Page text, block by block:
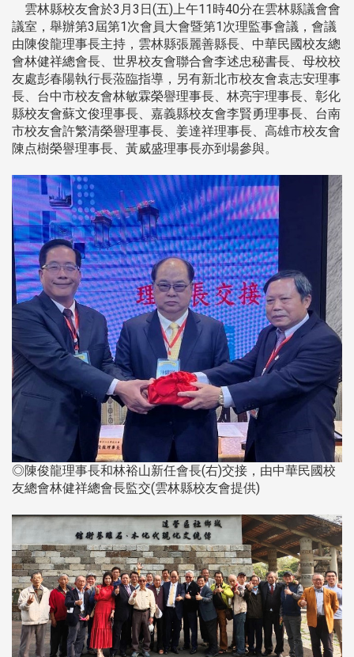
雲林縣校友會於3月3日(五)上午11時40分在雲林縣議會會
議室，舉辦第3屆第1次會員大會暨第1次理監事會議，會議
由陳俊龍理事長主持，雲林縣張麗善縣長、中華民國校友總
會林健祥總會長、世界校友會聯合會李述忠秘書長、母校校
友處彭春陽執行長蒞臨指導，另有新北市校友會袁志安理事
長、台中市校友會林敏霖榮譽理事長、林亮宇理事長、彰化
縣校友會蘇文俊理事長、嘉義縣校友會李賢勇理事長、台南
市校友會許繁清榮譽理事長、姜達祥理事長、高雄市校友會
陳点樹榮譽理事長、黃威盛理事長亦到場參與。
◎陳俊龍理事長和林裕山新任會長(右)交接，由中華民國校
友總會林健祥總會長監交(雲林縣校友會提供)